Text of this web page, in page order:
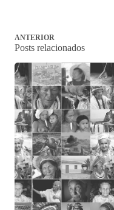
ANTERIOR
Posts relacionados